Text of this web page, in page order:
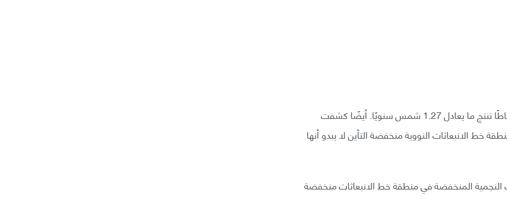
لا تمتلك أيٌ من تلك المجرات تشكلات نجوم نشطة، والأكثر نشاطًا تنتج ما يعادل 1.27 شمس سنويًا. أيضًا كشفت
خط الانبعاثات النووية منخفضة التأين لا يبدو أنها
المنخفضة في منطقة خط الانبعاثات منخفضة